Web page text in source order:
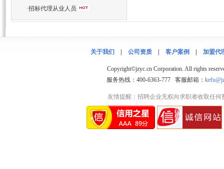
·招标代理从业人员
关于我们 公司资质 客户案例 加盟代
Copyright©jzyc.cn Corporation. All rights
服务热线：400-6363-777 客服邮箱：
友情提醒：招聘企业无权向求职者收取任